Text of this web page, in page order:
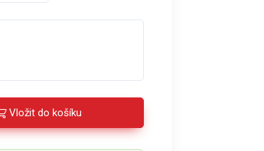
Vložit do košíku